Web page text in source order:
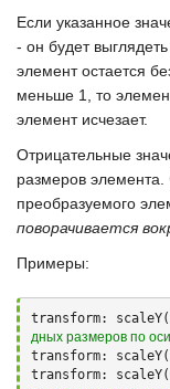
Если указанное
- он будет
элемент остается
меньше 1 , то
элемент исчезает.
Отрицательные
размеров элемента.
преобразуемого
поворачивается
Примеры:
transform: scaleY(
дных размеров по
transform: scaleY(
transform: scaleY(